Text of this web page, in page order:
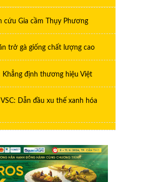
cứu Gia cầm Thụy Phương
trở gà giống chất lượng cao
Khẳng định thương hiệu Việt
VSC: Dẫn đầu xu thế xanh hóa